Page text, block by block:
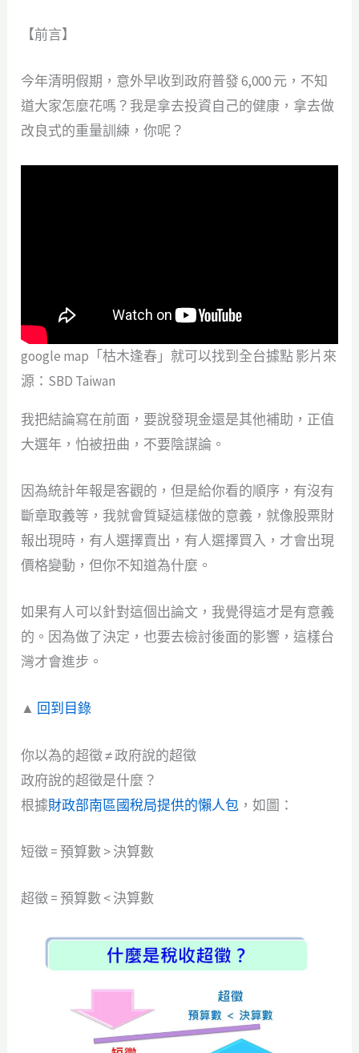
【前言】
今年清明假期，意外早收到政府普發 6,000 元，不知
道大家怎麼花嗎？我是拿去投資自己的健康，拿去做
改良式的重量訓練，你呢？
google map「枯木逢春」就可以找到全台據點 影片來
源：SBD Taiwan
我把結論寫在前面，要說發現金還是其他補助，正值
大選年，怕被扭曲，不要陰謀論。
因為統計年報是客觀的，但是給你看的順序，有沒有
斷章取義等，我就會質疑這樣做的意義，就像股票財
報出現時，有人選擇賣出，有人選擇買入，才會出現
價格變動，但你不知道為什麼。
如果有人可以針對這個出論文，我覺得這才是有意義
的。因為做了決定，也要去檢討後面的影響，這樣台
灣才會進步。
▲ 回到目錄
你以為的超徵 ≠ 政府說的超徵
政府說的超徵是什麼？
根據財政部南區國稅局提供的懶人包 ，如圖：
短徵 = 預算數 > 決算數
超徵 = 預算數 < 決算數